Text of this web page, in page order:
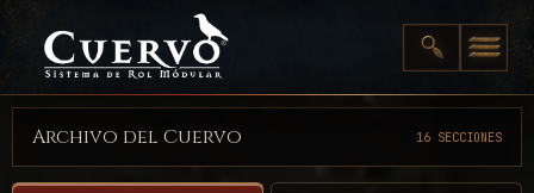
Archivo del Cuervo 16 SECCIONES